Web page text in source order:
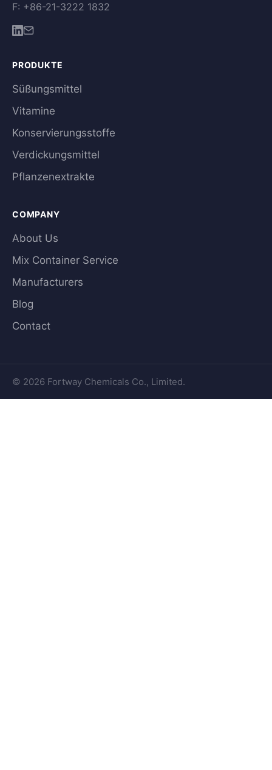
F: +86-21-3222 1832
PRODUKTE
Süßungsmittel
Vitamine
Konservierungsstoffe
Verdickungsmittel
Pflanzenextrakte
COMPANY
About Us
Mix Container Service
Manufacturers
Blog
Contact
© 2026 Fortway Chemicals Co., Limited.